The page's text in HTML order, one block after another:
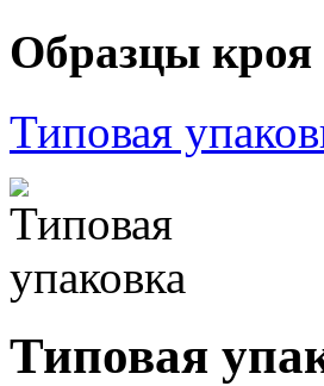
Образцы кроя
Типовая
Типовая